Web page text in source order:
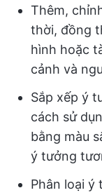
Thêm,
thời, đồng
hình hoặc
cảnh và
Sắp xếp ý
cách sử
bằng màu
ý tưởng
Phân loại